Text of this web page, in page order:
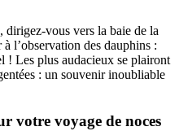
dirigez-vous vers la baie de la
l’observation des dauphins :
! Les plus audacieux se plairont
: un souvenir inoubliable
votre voyage de noces